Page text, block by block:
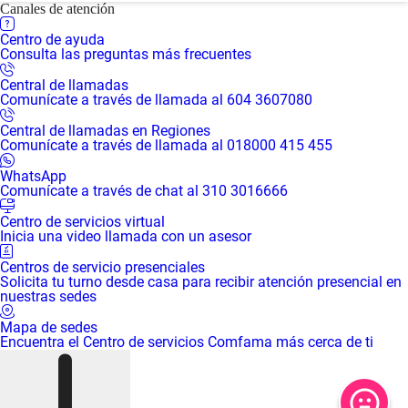
Canales de atención
Centro de ayuda
Consulta las preguntas más frecuentes
Central de llamadas
Comunícate a través de llamada al 604 3607080
Central de llamadas en Regiones
Comunícate a través de llamada al 018000 415 455
WhatsApp
Comunícate a través de chat al 310 3016666
Centro de servicios virtual
Inicia una video llamada con un asesor
Centros de servicio presenciales
Solicita tu turno desde casa para recibir atención presencial en
nuestras sedes
Mapa de sedes
Encuentra el Centro de servicios Comfama más cerca de ti